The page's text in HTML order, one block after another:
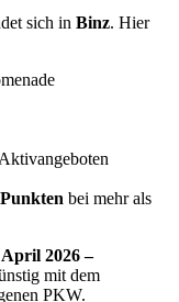
sich in Binz. Hier
bei mehr als
April 2026 –
mit dem
PKW.